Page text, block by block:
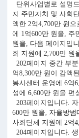
단위사업별로 설명
지 주민자치 및 사회
액한 2억4,700만 원
에 1억600만 원을, 주
원을, 다음 페이지입
회 지원에 2,700만 원
202페이지 중간 부
억8,300만 원이 감액
봉사센터 운영에 6억
성에 6,600만 원을 편
203페이지입니다.
600만 원을, 자율방
사회단체 지원에 2억
204페이지입니다.